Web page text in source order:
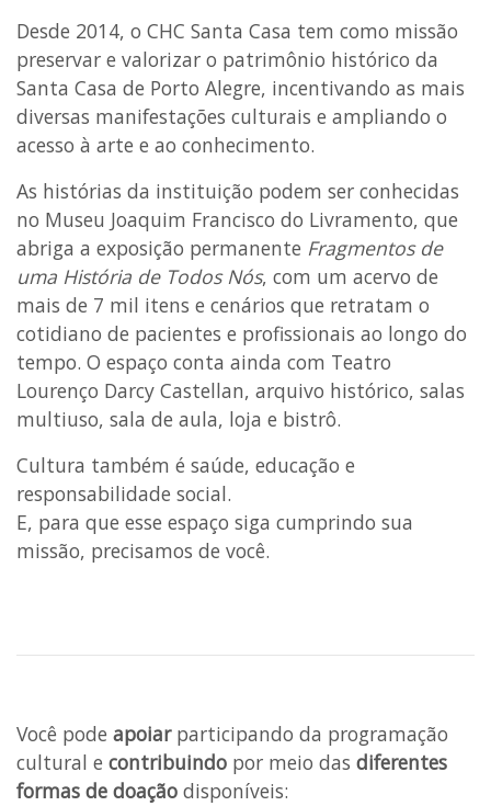
Desde 2014, o CHC Santa Casa tem como missão
preservar e valorizar o patrimônio histórico da
Santa Casa de Porto Alegre, incentivando as mais
diversas manifestações culturais e ampliando o
acesso à arte e ao conhecimento.
As histórias da instituição podem ser conhecidas
no Museu Joaquim Francisco do Livramento, que
abriga a exposição permanente Fragmentos de
uma História de Todos Nós, com um acervo de
mais de 7 mil itens e cenários que retratam o
cotidiano de pacientes e profissionais ao longo do
tempo. O espaço conta ainda com Teatro
Lourenço Darcy Castellan, arquivo histórico, salas
multiuso, sala de aula, loja e bistrô.
Cultura também é saúde, educação e
responsabilidade social.
E, para que esse espaço siga cumprindo sua
missão, precisamos de você.
Você pode apoiarparticipando da programação
cultural e contribuindo por meio das diferentes
formas de doação disponíveis: